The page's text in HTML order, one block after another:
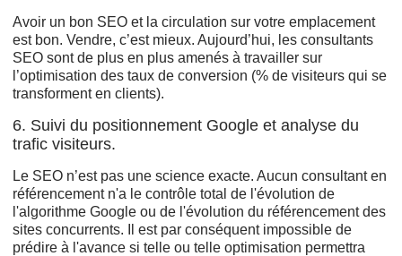
Avoir un bon SEO et la circulation sur votre emplacement
est bon. Vendre, c’est mieux. Aujourd’hui, les consultants
SEO sont de plus en plus amenés à travailler sur
l’optimisation des taux de conversion (% de visiteurs qui se
transforment en clients).
6. Suivi du positionnement Google et analyse du
trafic visiteurs.
Le SEO n’est pas une science exacte. Aucun consultant en
référencement n'a le contrôle total de l'évolution de
l'algorithme Google ou de l'évolution du référencement des
sites concurrents. Il est par conséquent impossible de
prédire à l'avance si telle ou telle optimisation permettra